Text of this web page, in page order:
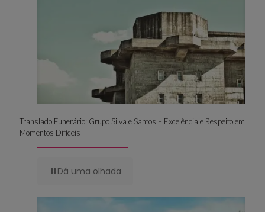
Translado Funerário: Grupo Silva e Santos – Excelência e Respeito em
Momentos Difíceis
Dá uma olhada